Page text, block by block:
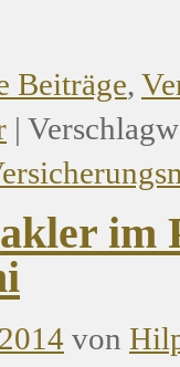
Beiträge,
|
im
von